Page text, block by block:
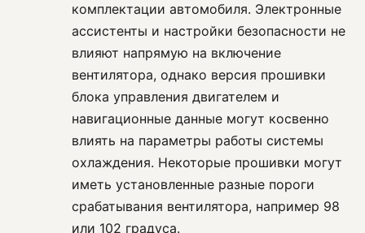
комплектации автомобиля. Электронные
ассистенты и настройки безопасности не
влияют напрямую на включение
вентилятора, однако версия прошивки
блока управления двигателем и
навигационные данные могут косвенно
влиять на параметры работы системы
охлаждения. Некоторые прошивки могут
иметь установленные разные пороги
срабатывания вентилятора, например 98
или 102 градуса.